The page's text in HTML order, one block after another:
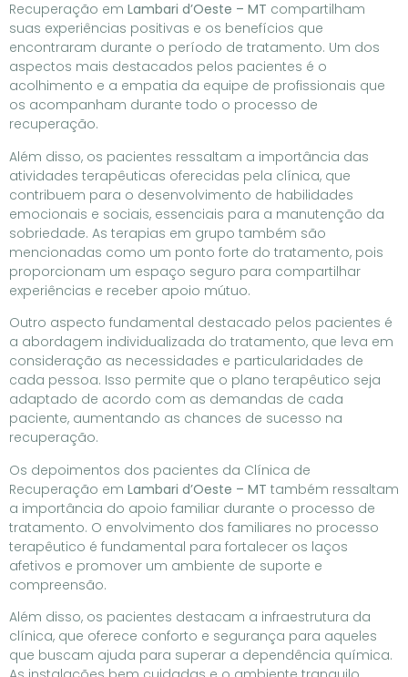
Recuperação em Lambari d’Oeste – MT compartilham
suas experiências positivas e os benefícios que
encontraram durante o período de tratamento. Um dos
aspectos mais destacados pelos pacientes é o
acolhimento e a empatia da equipe de profissionais que
os acompanham durante todo o processo de
recuperação.
Além disso, os pacientes ressaltam a importância das
atividades terapêuticas oferecidas pela clínica, que
contribuem para o desenvolvimento de habilidades
emocionais e sociais, essenciais para a manutenção da
sobriedade. As terapias em grupo também são
mencionadas como um ponto forte do tratamento, pois
proporcionam um espaço seguro para compartilhar
experiências e receber apoio mútuo.
Outro aspecto fundamental destacado pelos pacientes é
a abordagem individualizada do tratamento, que leva em
consideração as necessidades e particularidades de
cada pessoa. Isso permite que o plano terapêutico seja
adaptado de acordo com as demandas de cada
paciente, aumentando as chances de sucesso na
recuperação.
Os depoimentos dos pacientes da Clínica de
Recuperação em Lambari d’Oeste – MT também ressaltam
a importância do apoio familiar durante o processo de
tratamento. O envolvimento dos familiares no processo
terapêutico é fundamental para fortalecer os laços
afetivos e promover um ambiente de suporte e
compreensão.
Além disso, os pacientes destacam a infraestrutura da
clínica, que oferece conforto e segurança para aqueles
que buscam ajuda para superar a dependência química.